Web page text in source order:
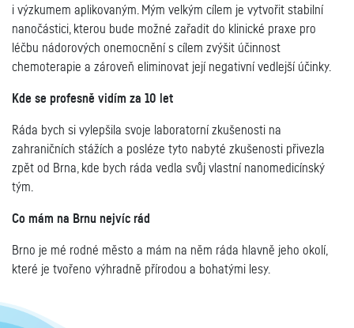
i výzkumem aplikovaným. Mým velkým cílem je vytvořit stabilní
nanočástici, kterou bude možné zařadit do klinické praxe pro
léčbu nádorových onemocnění s cílem zvýšit účinnost
chemoterapie a zároveň eliminovat její negativní vedlejší účinky.
Kde se profesně vidím za 10 let
Ráda bych si vylepšila svoje laboratorní zkušenosti na
zahraničních stážích a posléze tyto nabyté zkušenosti přivezla
zpět od Brna, kde bych ráda vedla svůj vlastní nanomedicínský
tým.
Co mám na Brnu nejvíc rád
Brno je mé rodné město a mám na něm ráda hlavně jeho okolí,
které je tvořeno výhradně přírodou a bohatými lesy.